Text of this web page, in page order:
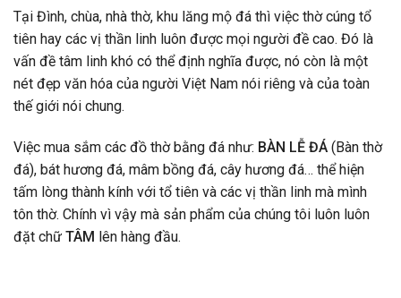
Tại Đình, chùa, nhà thờ, khu lăng mộ đá thì việc thờ cúng tổ
tiên hay các vị thần linh luôn được mọi người đề cao. Đó là
vấn đề tâm linh khó có thể định nghĩa được, nó còn là một
nét đẹp văn hóa của người Việt Nam nói riêng và của toàn
thế giới nói chung.
Việc mua sắm các đồ thờ bằng đá như: BÀN LỄ ĐÁ (Bàn thờ
đá), bát hương đá, mâm bồng đá, cây hương đá… thể hiện
tấm lòng thành kính với tổ tiên và các vị thần linh mà mình
tôn thờ. Chính vì vậy mà sản phẩm của chúng tôi luôn luôn
đặt chữ TÂM lên hàng đầu.